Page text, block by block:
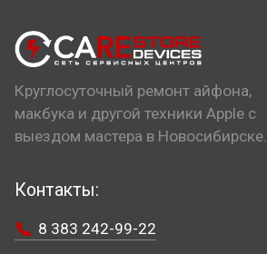
Круглосуточный ремонт айфона,
макбука и другой техники Apple с
выездом мастера в Новосибирске.
Контакты:
8 383 242-99-22